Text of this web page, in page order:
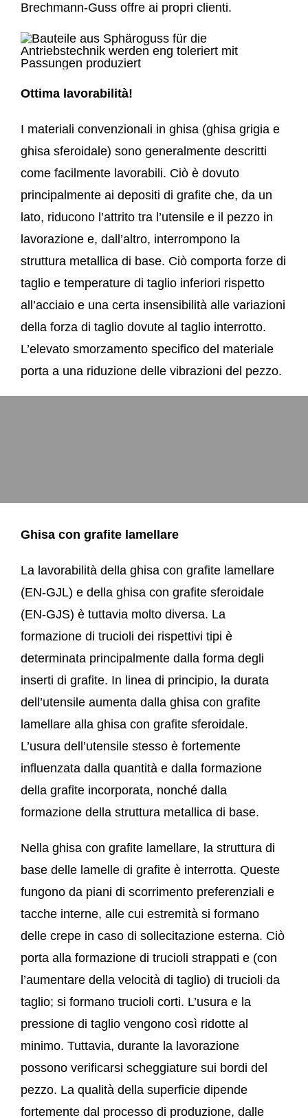
Brechmann-Guss offre ai propri clienti.
Ottima lavorabilità!
I materiali convenzionali in ghisa (ghisa grigia e
ghisa sferoidale) sono generalmente descritti
come facilmente lavorabili. Ciò è dovuto
principalmente ai depositi di grafite che, da un
lato, riducono l’attrito tra l’utensile e il pezzo in
lavorazione e, dall’altro, interrompono la
struttura metallica di base. Ciò comporta forze di
taglio e temperature di taglio inferiori rispetto
all’acciaio e una certa insensibilità alle variazioni
della forza di taglio dovute al taglio interrotto.
L’elevato smorzamento specifico del materiale
porta a una riduzione delle vibrazioni del pezzo.
Ghisa con grafite lamellare
La lavorabilità della ghisa con grafite lamellare
(EN-GJL) e della ghisa con grafite sferoidale
(EN-GJS) è tuttavia molto diversa. La
formazione di trucioli dei rispettivi tipi è
determinata principalmente dalla forma degli
inserti di grafite. In linea di principio, la durata
dell’utensile aumenta dalla ghisa con grafite
lamellare alla ghisa con grafite sferoidale.
L’usura dell’utensile stesso è fortemente
influenzata dalla quantità e dalla formazione
della grafite incorporata, nonché dalla
formazione della struttura metallica di base.
Nella ghisa con grafite lamellare, la struttura di
base delle lamelle di grafite è interrotta. Queste
fungono da piani di scorrimento preferenziali e
tacche interne, alle cui estremità si formano
delle crepe in caso di sollecitazione esterna. Ciò
porta alla formazione di trucioli strappati e (con
l’aumentare della velocità di taglio) di trucioli da
taglio; si formano trucioli corti. L’usura e la
pressione di taglio vengono così ridotte al
minimo. Tuttavia, durante la lavorazione
possono verificarsi scheggiature sui bordi del
pezzo. La qualità della superficie dipende
fortemente dal processo di produzione, dalle